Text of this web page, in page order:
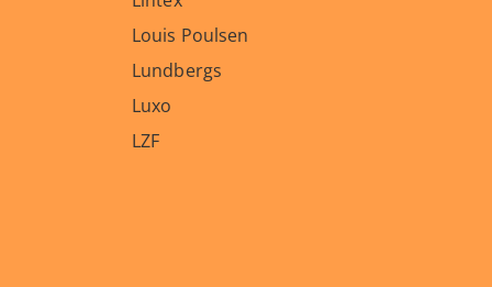
Louis Poulsen
Lundbergs
Luxo
LZF